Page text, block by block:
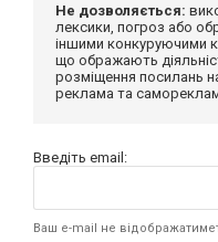
Не дозволяється:
лексики, погроз або
іншими конкуруючими
що ображають
розміщення посилань
реклама та
Введіть email:
Ваш e-mail не